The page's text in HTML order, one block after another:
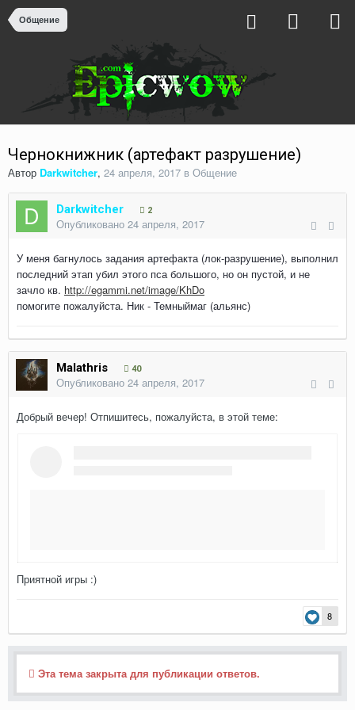
Общение
Чернокнижник (артефакт разрушение)
Автор Darkwitcher, 24 апреля, 2017 в Общение
Darkwitcher 2
Опубликовано 24 апреля, 2017
У меня багнулось задания артефакта (лок-разрушение), выполнил
последний этап убил этого пса большого, но он пустой, и не
зачло кв. http://egammi.net/image/KhDo
помогите пожалуйста. Ник - Темныймаг (альянс)
Malathris 40
Опубликовано 24 апреля, 2017
Добрый вечер! Отпишитесь, пожалуйста, в этой теме:
Приятной игры :)
8
Эта тема закрыта для публикации ответов.